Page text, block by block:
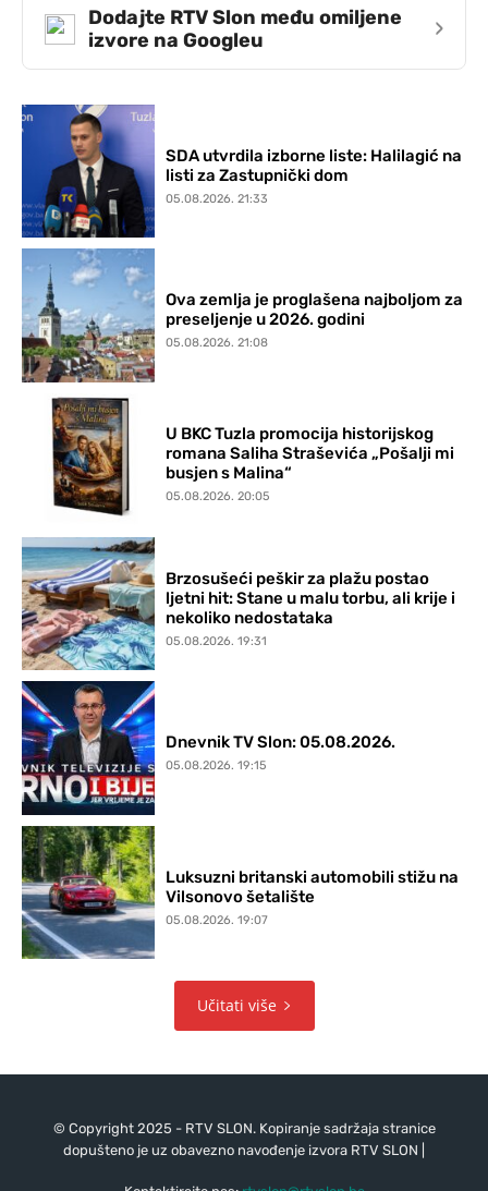
Dodajte RTV Slon među omiljene
izvore na Googleu
›
SDA utvrdila izborne liste: Halilagić na
listi za Zastupnički dom
05.08.2026. 21:33
Ova zemlja je proglašena najboljom za
preseljenje u 2026. godini
05.08.2026. 21:08
U BKC Tuzla promocija historijskog
romana Saliha Straševića „Pošalji mi
busjen s Malina“
05.08.2026. 20:05
Brzosušeći peškir za plažu postao
ljetni hit: Stane u malu torbu, ali krije i
nekoliko nedostataka
05.08.2026. 19:31
Dnevnik TV Slon: 05.08.2026.
05.08.2026. 19:15
Luksuzni britanski automobili stižu na
Vilsonovo šetalište
05.08.2026. 19:07
Učitati više
© Copyright 2025 - RTV SLON. Kopiranje sadržaja stranice
dopušteno je uz obavezno navođenje izvora RTV SLON |